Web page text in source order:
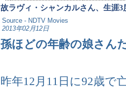
故ラヴィ・シャンカルさん、生涯
Source - NDTV Movies
2013年02月12日
孫ほどの年齢の娘さん
昨年12月11日に92歳で